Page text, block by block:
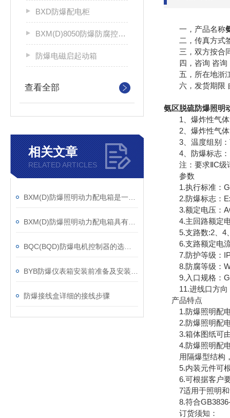
BXD防爆配电柜
BXM(D)8050防爆防腐控制配电箱
防爆电磁启起动箱
查看全部
相关文章
RELATED ARTICLES
防爆接线盒详细的接线步骤
一，产品名称
二，传真方式
三，双方按合同
四，咨询 咨询
五，所在地浙
六，发货期限
氨区脱硫防爆照明
1、爆炸性气体
2、爆炸性气体
3、温度组别：
4、防爆标志：
注：要求ⅡC级
参数
1.执行标准：GB
2.防爆标志：
3.额定电压：
4.主回路额定电
5.支路数:2、4
6.支路额定电流
7.防护等级：
8.防腐等级：
9.入口规格：
11.进线口方向
产品特点
1.防爆照明配电
2.防爆照明配电
3.箱体图纸可由
4.防爆照明配电
用隔爆型结构，
5.内装元件可根
6.可根据客户要
7适用于照明和
8.符合GB3836-
订货须知：